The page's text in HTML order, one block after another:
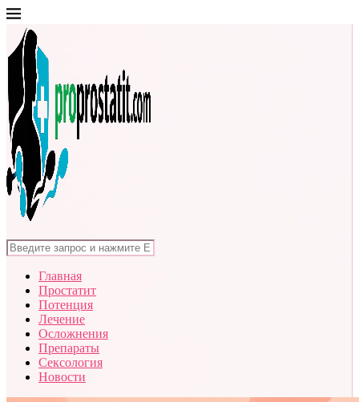
Главная
Простатит
Потенция
Лечение
Осложнения
Препараты
Сексология
Новости